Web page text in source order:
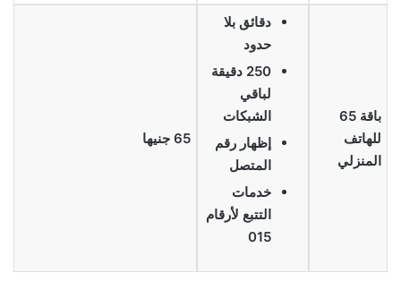
باقة 65
للهاتف
المنزلي
دقائق بلا
حدود
250 دقيقة
لباقي
الشبكات
إظهار رقم
المتصل
خدمات
التتبع لأرقام
015
65 جنيها